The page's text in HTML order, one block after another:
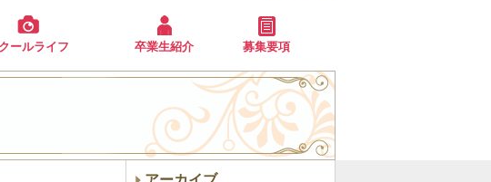
ールライフ 卒業生紹介 募集要項